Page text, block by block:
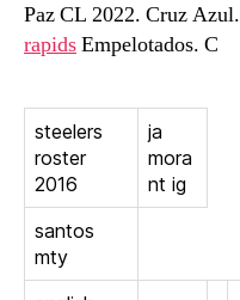
Paz CL 2022. Cruz Azul.
rapidsEmpelotados. C
steelers
roster
2016
ja
mora
nt ig
santos
mty